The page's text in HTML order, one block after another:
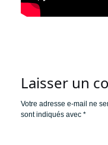
Laisser un
Votre adresse e-mail ne
sont indiqués avec *